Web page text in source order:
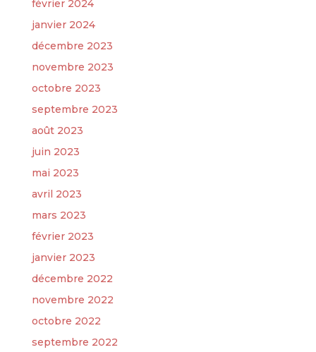
février 2024
janvier 2024
décembre 2023
novembre 2023
octobre 2023
septembre 2023
août 2023
juin 2023
mai 2023
avril 2023
mars 2023
février 2023
janvier 2023
décembre 2022
novembre 2022
octobre 2022
septembre 2022